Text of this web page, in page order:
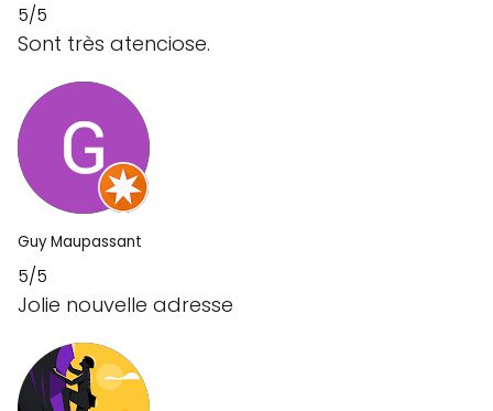
5/5
Sont très atenciose.
Guy Maupassant
5/5
Jolie nouvelle adresse